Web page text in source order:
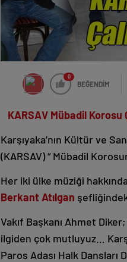
0
BEĞENDİM
KARSAV Mübadil Korosu
Karşıyaka’nın Kültür ve
(KARSAV) “ Mübadil
Her iki ülke müziği
Berkant Atılgan
Vakıf Başkanı Ahmet
ilgiden çok mutluyuz…
Paros Adası Halk